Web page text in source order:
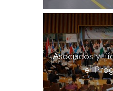
Asociados y
el